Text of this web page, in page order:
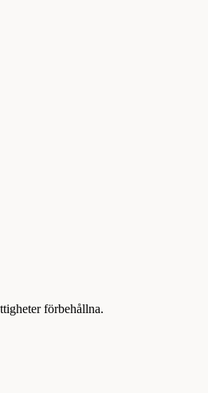
förbehållna.